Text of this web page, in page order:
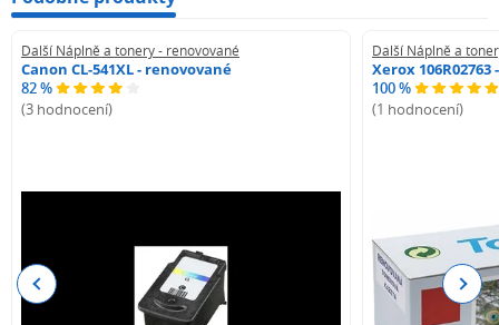
Další Náplně a tonery - renovované
Canon CL-541XL - renovované
82 %
(3 hodnocení)
Další Náplně a
Xerox
100 %
(1 hodnocení)
Previous Next